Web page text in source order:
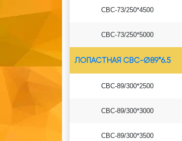
СВС-73/250*4500
СВС-73/250*5000
ЛОПАСТНАЯ СВС-Ø89*6.5
СВС-89/300*2500
СВС-89/300*3000
СВС-89/300*3500